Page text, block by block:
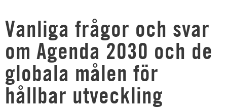
Vanliga frågor och svar
om Agenda 2030 och de
globala målen för
hållbar utveckling